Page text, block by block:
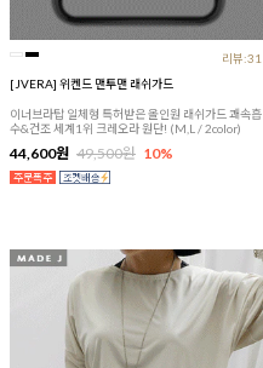
리뷰:31
[JVERA] 위켄드 맨투맨 래쉬가드
이너브라탑 일체형 특허받은 올인원 래쉬가드 쾌속흡
수&건조 세계1위 크레오라 원단! (M,L / 2color)
44,600원 49,500원 10%